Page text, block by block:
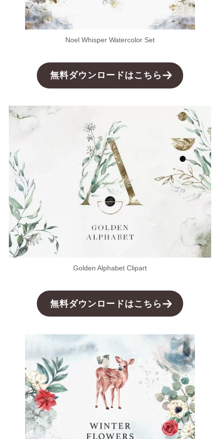
Noel Whisper Watercolor Set
無料ダウンロードはこちら
Golden Alphabet Clipart
無料ダウンロードはこちら